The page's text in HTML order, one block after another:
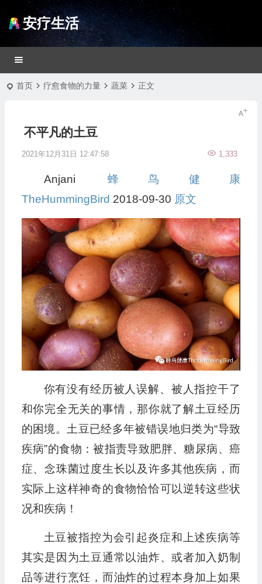
安疗生活
首页 疗愈食物的力量 蔬菜 正文
不平凡的土豆
2021年12月31日 12:47:58 1,333
Anjani 蜂鸟健康
TheHummingBird 2018-09-30 原文
你有没有经历被人误解、被人指控干了
和你完全无关的事情，那你就了解土豆经历
的困境。土豆已经多年被错误地归类为“导致
疾病”的食物：被指责导致肥胖、糖尿病、癌
症、念珠菌过度生长以及许多其他疾病，而
实际上这样神奇的食物恰恰可以逆转这些状
况和疾病！
土豆被指控为会引起炎症和上述疾病等
其实是因为土豆通常以油炸、或者加入奶制
品等进行烹饪，而油炸的过程本身加上如果